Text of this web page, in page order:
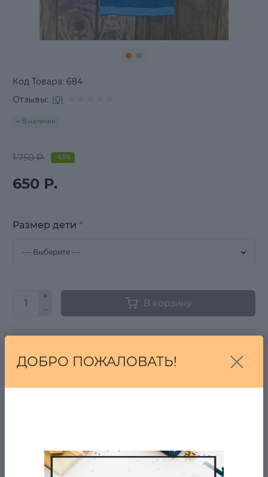
Код Товара: 684
Отзывы: (0)
В наличии
1 750 Р. -63%
650 Р.
Размер дети *
В корзину
ДОБРО ПОЖАЛОВАТЬ!